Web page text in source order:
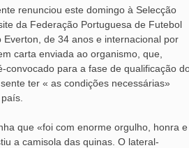
renunciou este domingo à Selecção
da Federação Portuguesa de Futebol
Everton, de 34 anos e internacional por
carta enviada ao organismo, que,
convocado para a fase de qualificação
ter « as condições necessárias»
que «foi com enorme orgulho, honra e
a camisola das quinas. O lateral-